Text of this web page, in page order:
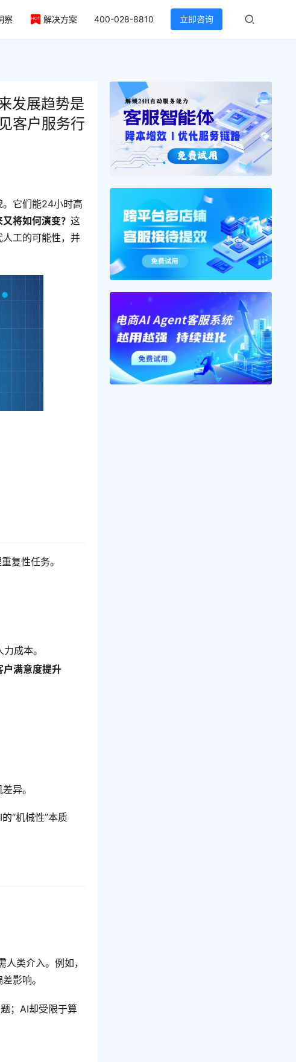
察 解决方案 400-028-8810 立即咨询
发展趋势是
客户服务行
它们能24小时高
又将如何演变？这
工的可能性，并
复性任务。
成本。
户满意度提升
异。
“机械性”本质
人类介入。例如，
影响。
；AI却受限于算